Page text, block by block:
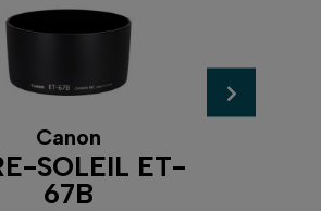
Canon
SOLEIL ET-
67B